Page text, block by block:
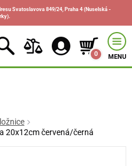
Svatoslavova 849/24, Praha 4 (Nuselská -
0 MENU
20x12cm červená/černá